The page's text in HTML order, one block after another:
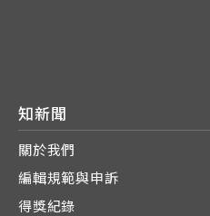
知新聞
關於我們
編輯規範與申訴
得獎紀錄